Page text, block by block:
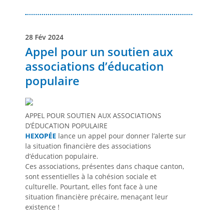
28 Fév 2024
Appel pour un soutien aux
associations d’éducation
populaire
APPEL POUR SOUTIEN AUX ASSOCIATIONS
D’ÉDUCATION POPULAIRE
HEXOPÉE lance un appel pour donner l’alerte sur
la situation financière des associations
d’éducation populaire.
Ces associations, présentes dans chaque canton,
sont essentielles à la cohésion sociale et
culturelle. Pourtant, elles font face à une
situation financière précaire, menaçant leur
existence !